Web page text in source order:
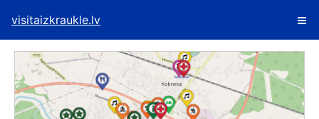
visitaizkraukle.lv